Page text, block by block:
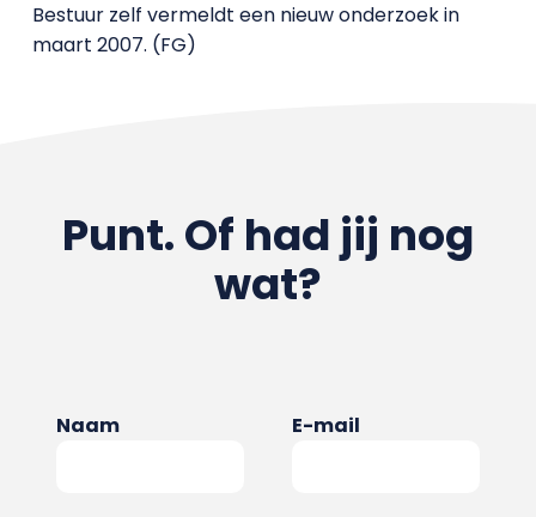
Bestuur zelf vermeldt een nieuw onderzoek in
maart 2007. (FG)
Punt. Of had jij nog
wat?
Naam E-mail